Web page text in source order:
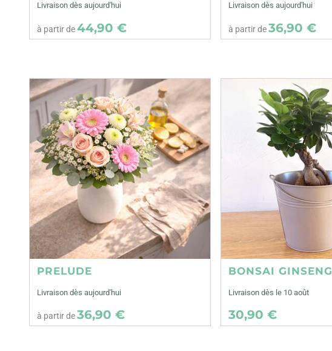
Livraison dès aujourd'hui
à partir de44,90 €
Livraison dès aujourd'hui
à partir de36,90 €
PRELUDE
Livraison dès aujourd'hui
à partir de36,90 €
BONSAI GINSENG
Livraison dès le 10 août
30,90 €